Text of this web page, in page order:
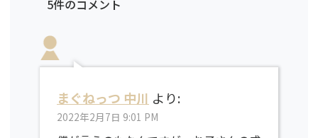
5件のコメント
まぐねっつ 中川 より:
2022年2月7日 9:01 PM